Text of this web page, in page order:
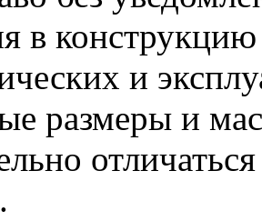
в
и
размеры и